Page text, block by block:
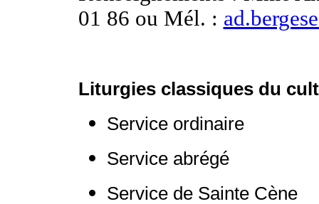
01 86 ou Mél. :
Liturgies classiques du
Service ordinaire
Service abrégé
Service de Sainte Cène